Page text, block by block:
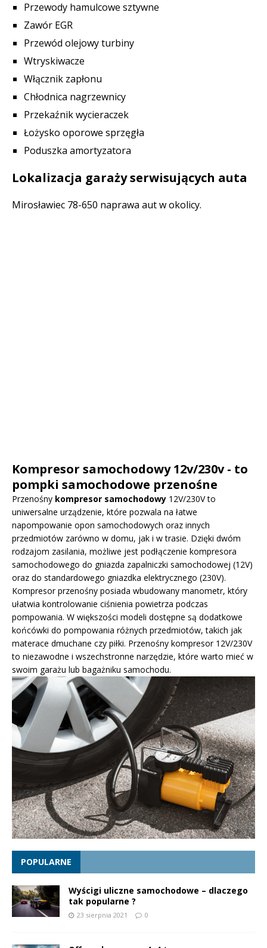
Przewody hamulcowe sztywne
Zawór EGR
Przewód olejowy turbiny
Wtryskiwacze
Włącznik zapłonu
Chłodnica nagrzewnicy
Przekaźnik wycieraczek
Łożysko oporowe sprzęgła
Poduszka amortyzatora
Lokalizacja garaży serwisujących auta
Mirosławiec 78-650 naprawa aut w okolicy.
Kompresor samochodowy 12v/230v - to
pompki samochodowe przenośne
Przenośny kompresor samochodowy 12V/230V to
uniwersalne urządzenie, które pozwala na łatwe
napompowanie opon samochodowych oraz innych
przedmiotów zarówno w domu, jak i w trasie. Dzięki dwóm
rodzajom zasilania, możliwe jest podłączenie kompresora
samochodowego do gniazda zapalniczki samochodowej (12V)
oraz do standardowego gniazdka elektrycznego (230V).
Kompresor przenośny posiada wbudowany manometr, który
ułatwia kontrolowanie ciśnienia powietrza podczas
pompowania. W większości modeli dostępne są dodatkowe
końcówki do pompowania różnych przedmiotów, takich jak
materace dmuchane czy piłki. Przenośny kompresor 12V/230V
to niezawodne i wszechstronne narzędzie, które warto mieć w
swoim garażu lub bagażniku samochodu.
POPULARNE
Wyścigi uliczne samochodowe – dlaczego
tak popularne ?
23 sierpnia 2021 0